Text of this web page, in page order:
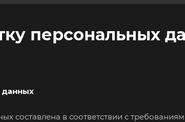
персональных
данных
составлена в соответствии с